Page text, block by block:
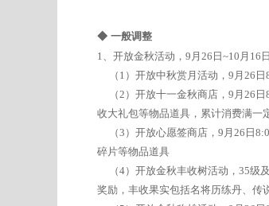
◆ 一般调整
1、开放金秋活动，9月26日~10月16
（1）开放中秋赏月活动，9月26日
（2）开放十一金秋商店，9月26日
收大礼包等物品道具，累计消费满一
（3）开放心愿签商店，9月26日
碎片等物品道具
（4）开放金秋丰收树活动，35级
奖励，丰收果实包括名将历练丹、传